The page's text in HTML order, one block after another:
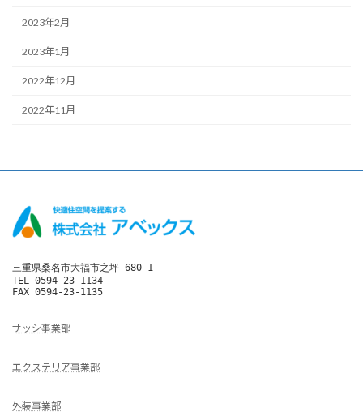
2023年2月
2023年1月
2022年12月
2022年11月
三重県桑名市大福市之坪 680-1
TEL 0594-23-1134
FAX 0594-23-1135
サッシ事業部
エクステリア事業部
外装事業部